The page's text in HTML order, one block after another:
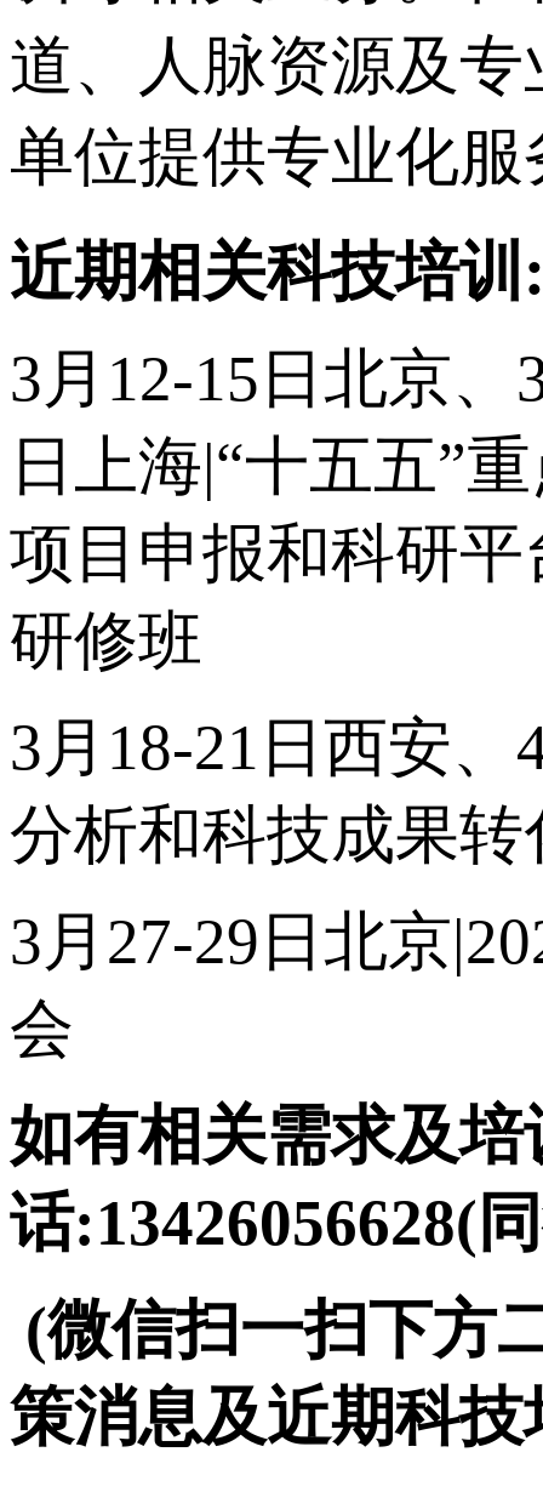
道、人脉资源及
单位提供专业化
近期相关科技培
3月12-15日北京、
日上海|“十五五”
项目申报和科研
研修班
3月18-21日西安
分析和科技成果
3月27-29日北京
会
如有相关需求及
话:13426056628(
(微信扫一扫下方
策消息及近期科